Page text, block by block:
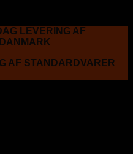
LEVERING AF
AF STANDARDVARER